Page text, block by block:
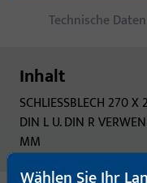
Technische Daten
Inhalt
SCHLIESSBLECH 270 X
DIN L U. DIN R
MM